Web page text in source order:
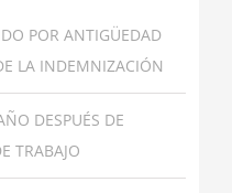
POR ANTIGÜEDAD
LA INDEMNIZACIÓN
DESPUÉS DE
TRABAJO